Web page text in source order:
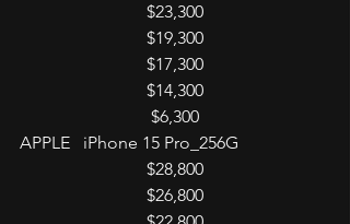
$23,300
$19,300
$17,300
$14,300
$6,300
APPLE   iPhone 15 Pro_256G
$28,800
$26,800